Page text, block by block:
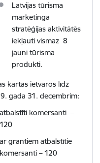
Latvijas tūrisma
mārketinga
stratēģijas aktivitātēs
iekļauti vismaz 8
jauni tūrisma
produkti.
kārtas ietvaros līdz
gada 31. decembrim:
atbalstīti komersanti –
120
ar grantiem atbalstītie
komersanti – 120